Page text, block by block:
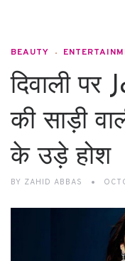
BEAUTY
दिवाली
की साड़ी
के उड़े होश
BY ZAHID ABBAS